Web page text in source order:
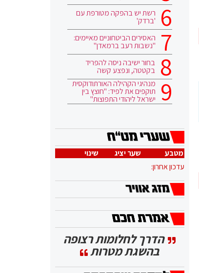
רשת יש בהפקה מטורפת עם
'ברדק'
האסירים הביטחוניים מאיימים:
"נשבות רעב ברמאדן"
בחור ישיבה ניסה להפריד
בקטטה, ונפצע קשה
מנהיגי הקהילה האורתודוקסית
תוקפים את לפיד: "חוצץ בין
ישראל ליהודי התפוצות"
מטבע שער יציג
שינוי
עדכון אחרון:
הדרך לחלומות רצופה
בהשגת מטרות